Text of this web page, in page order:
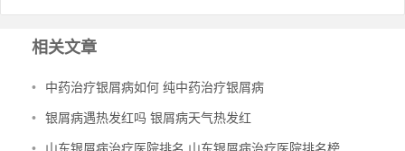
相关文章
• 中药治疗银屑病如何 纯中药治疗银屑病
• 银屑病遇热发红吗 银屑病天气热发红
• 山东银屑病治疗医院排名 山东银屑病治疗医院排名榜